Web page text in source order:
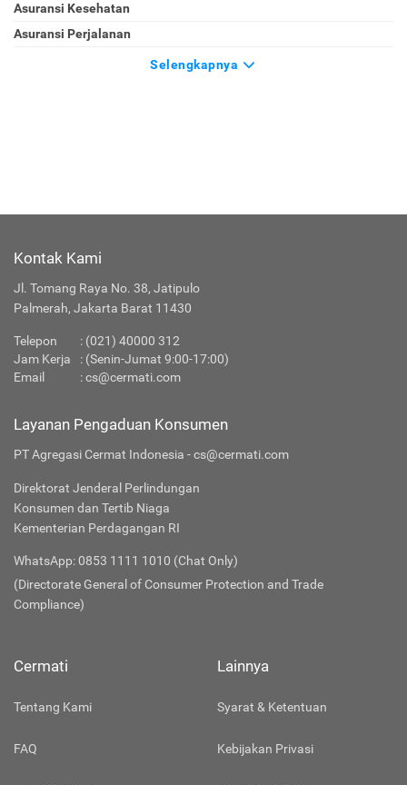
Asuransi Kesehatan
Asuransi Perjalanan
Selengkapnya
Kontak Kami
Jl. Tomang Raya No. 38, Jatipulo
Palmerah, Jakarta Barat 11430
Telepon : (021) 40000 312
Jam Kerja
: (Senin-Jumat 9:00-17:00)
Email
:cs@cermati.com
Layanan Pengaduan Konsumen
PT Agregasi Cermat Indonesia - cs@cermati.com
Direktorat Jenderal Perlindungan
Konsumen dan Tertib Niaga
Kementerian Perdagangan RI
WhatsApp: 0853 1111 1010 (Chat Only)
(Directorate General of Consumer Protection and Trade
Compliance)
Cermati
Tentang Kami
FAQ
Lainnya
Syarat & Ketentuan
Kebijakan Privasi